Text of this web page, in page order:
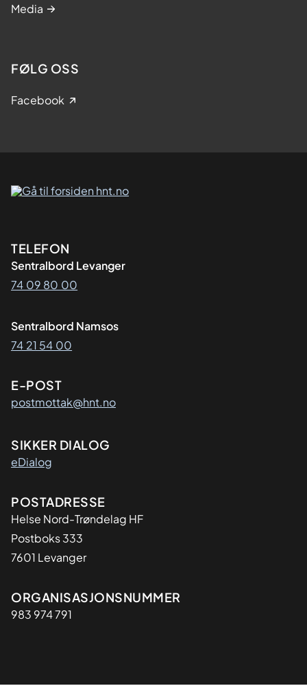
Media
FØLG OSS
Facebook
Kontaktinformasjon
TELEFON
Sentralbord Levanger
74 09 80 00
Sentralbord Namsos
74 21 54 00
E-POST
postmottak@hnt.no
SIKKER DIALOG
eDialog
Adresse
POSTADRESSE
Helse Nord-Trøndelag HF
Postboks 333
7601 Levanger
Organisasjon
ORGANISASJONSNUMMER
983 974 791